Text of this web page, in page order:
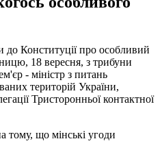
до Конституції про особливий
18 вересня, з трибуни
- міністр з питань
територій України,
Тристоронньої контактної
тому, що мінські угоди